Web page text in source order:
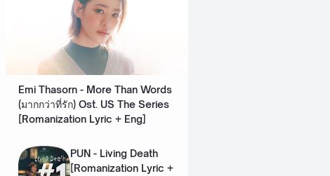
Emi Thasorn - More Than Words
(มากกว่าที่รัก) Ost. US The Series
[Romanization Lyric + Eng]
PUN - Living Death
[Romanization Lyric +